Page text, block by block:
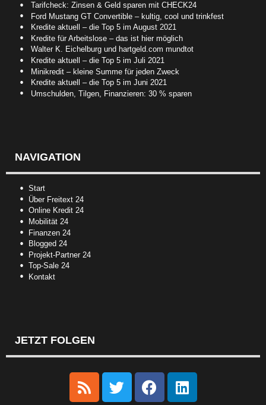
Tarifcheck: Zinsen & Geld sparen mit CHECK24
Ford Mustang GT Convertible – kultig, cool und trinkfest
Kredite aktuell – die Top 5 im August 2021
Kredite für Arbeitslose – das ist hier möglich
Walter K. Eichelburg und hartgeld.com mundtot
Kredite aktuell – die Top 5 im Juli 2021
Minikredit – kleine Summe für jeden Zweck
Kredite aktuell – die Top 5 im Juni 2021
Umschulden, Tilgen, Finanzieren: 30 % sparen
NAVIGATION
Start
Über Freitext 24
Online Kredit 24
Mobilität 24
Finanzen 24
Blogged 24
Projekt-Partner 24
Top-Sale 24
Kontakt
JETZT FOLGEN